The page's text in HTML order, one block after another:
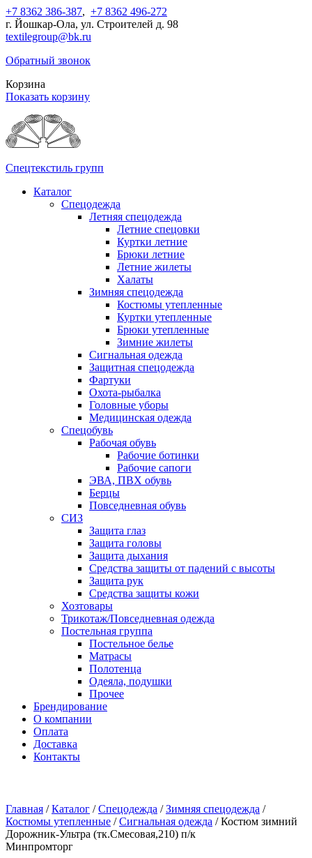
+7 8362 386-387, +7 8362 496-272
г. Йошкар-Ола, ул. Строителей д. 98
textilegroup@bk.ru
Обратный звонок
Корзина
Показать корзину
Спецтекстиль групп
Каталог
Спецодежда
Летняя спецодежда
Летние спецовки
Куртки летние
Брюки летние
Летние жилеты
Халаты
Зимняя спецодежда
Костюмы утепленные
Куртки утепленные
Брюки утепленные
Зимние жилеты
Сигнальная одежда
Защитная спецодежда
Фартуки
Охота-рыбалка
Головные уборы
Медицинская одежда
Спецобувь
Рабочая обувь
Рабочие ботинки
Рабочие сапоги
ЭВА, ПВХ обувь
Берцы
Повседневная обувь
СИЗ
Защита глаз
Защита головы
Защита дыхания
Средства защиты от падений с высоты
Защита рук
Средства защиты кожи
Хозтовары
Трикотаж/Повседневная одежда
Постельная группа
Постельное белье
Матрасы
Полотенца
Одеяла, подушки
Прочее
Брендирование
О компании
Оплата
Доставка
Контакты
Главная / Каталог / Спецодежда / Зимняя спецодежда /
Костюмы утепленные / Сигнальная одежда / Костюм зимний
Дорожник-Ультра (тк.Смесовая,210) п/к
Минпромторг